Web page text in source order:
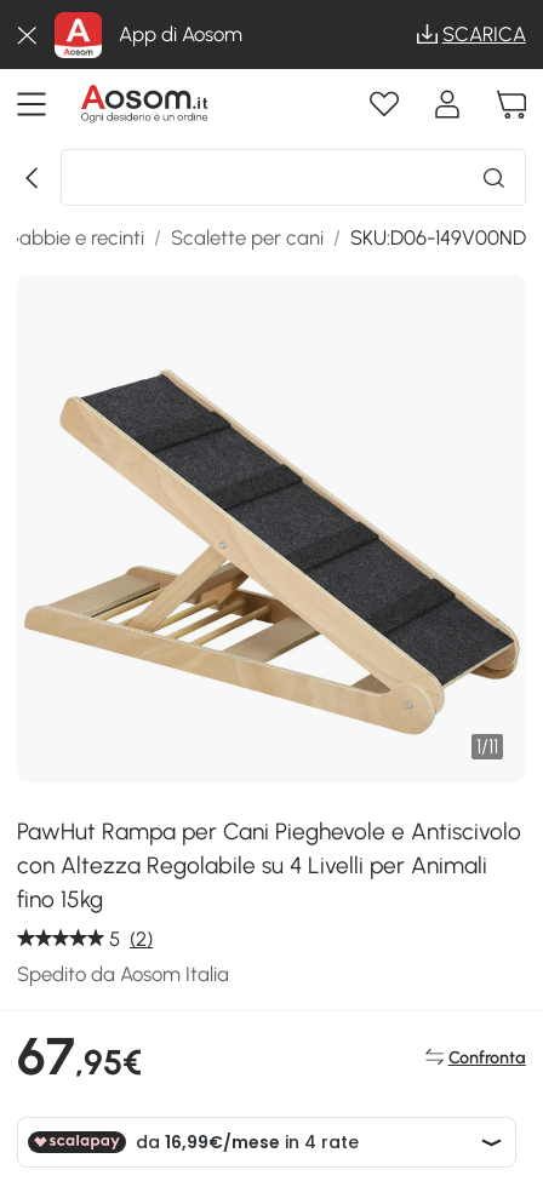
App di Aosom SCARICA
Gabbie e recinti / Scalette per cani / SKU:D06-149V00ND
1/11
PawHut Rampa per Cani Pieghevole e Antiscivolo
con Altezza Regolabile su 4 Livelli per Animali
fino 15kg
5 (2)
Spedito da Aosom Italia
67,95€ Confronta